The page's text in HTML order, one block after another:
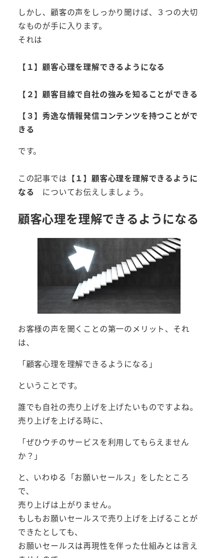
しかし、顧客の声をしっかり聞けば、３つの大切
なものが手に入ります。
それは
【１】顧客心理を理解できるようになる
【２】顧客目線で自社の強みを知ることができる
【３】秀逸な情報発信コンテンツを持つことがで
きる
です。
この記事では 【１】顧客心理を理解できるように
なる
についてお伝えしましょう。
顧客心理を理解できるようになる
お客様の声を聞くことの第一のメリット、それ
は、
「顧客心理を理解できるようになる」
ということです。
誰でも自社の売り上げを上げたいものですよね。
売り上げを上げる時に、
「ぜひウチのサービスを利用してもらえません
か？」
と、いわゆる「お願いセールス」をしたところ
で、
売り上げは上がりません。
もしもお願いセールスで売り上げを上げることが
できたとしても、
お願いセールスは再現性を伴った仕組みとは言え